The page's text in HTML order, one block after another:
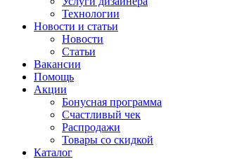
Технологии
Новости и статьи
Новости
Статьи
Вакансии
Помощь
Акции
Бонусная программа
Счастливый чек
Распродажи
Товары со скидкой
Каталог